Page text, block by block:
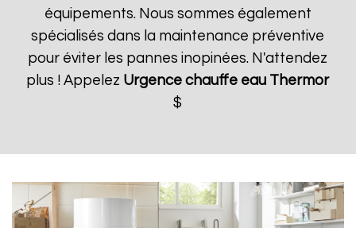
équipements. Nous sommes également
spécialisés dans la maintenance préventive
pour éviter les pannes inopinées. N'attendez
plus ! Appelez Urgence chauffe eau Thermor
$